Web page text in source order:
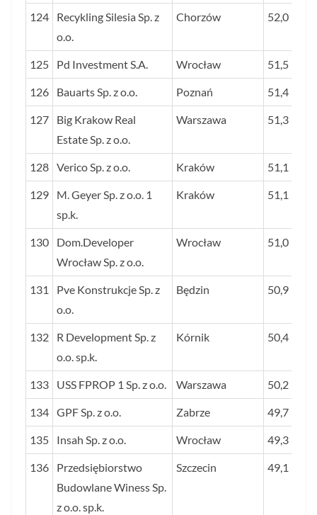
124
Recykling Silesia Sp. z
o.o.
Chorzów 52,0
125 Pd Investment S.A. Wrocław 51,5
126 Bauarts Sp. z o.o. Poznań 51,4
127
Big Krakow Real
Estate Sp. z o.o.
Warszawa 51,3
128 Verico Sp. z o.o. Kraków 51,1
129
M. Geyer Sp. z o.o. 1
sp.k.
Kraków 51,1
130
Dom.Developer
Wrocław Sp. z o.o.
Wrocław 51,0
131
Pve Konstrukcje Sp. z
o.o.
Będzin 50,9
132
R Development Sp. z
o.o. sp.k.
Kórnik 50,4
133 USS FPROP 1 Sp. z o.o. Warszawa 50,2
134 GPF Sp. z o.o. Zabrze 49,7
135 Insah Sp. z o.o. Wrocław 49,3
136
Przedsiębiorstwo
Budowlane Winess Sp.
z o.o. sp.k.
Szczecin 49,1